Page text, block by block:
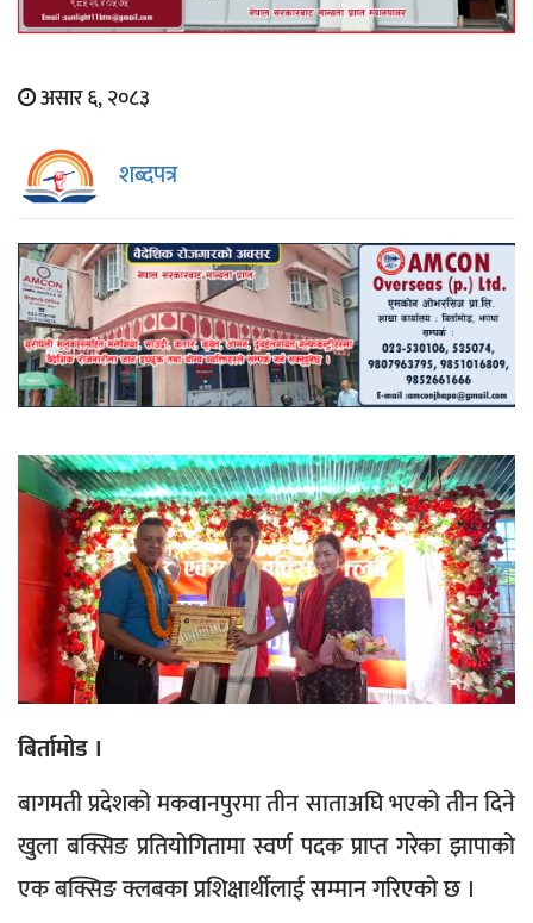
असार ६, २०८३
शब्दपत्र
बिर्तामोड ।
बागमती प्रदेशको मकवानपुरमा तीन साताअघि भएको तीन दिने
खुला बक्सिङ प्रतियोगितामा स्वर्ण पदक प्राप्त गरेका झापाको
एक बक्सिङ क्लबका प्रशिक्षार्थीलाई सम्मान गरिएको छ ।